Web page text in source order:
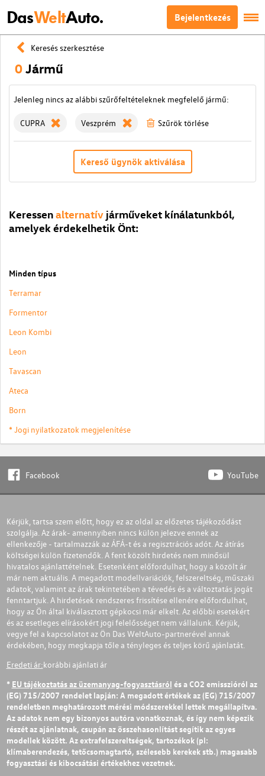
DasWeltAuto. Bejelentkezés
Keresés szerkesztése
0Jármű
Jelenleg nincs az alábbi szűrőfeltételeknek megfelelő jármű:
CUPRA Veszprém Szűrök törlése
Kereső ügynök aktiválása
Keressenalternatív járműveket kínálatunkból,
amelyek érdekelhetik Önt:
Minden típus
Terramar
Formentor
Leon Kombi
Leon
Tavascan
Ateca
Born
* Jogi nyilatkozatok megjelenítése
Facebook YouTube
Kérjük, tartsa szem előtt, hogy ez az oldal az előzetes tájékozódást
szolgálja. Az árak- amennyiben nincs külön jelezve ennek az
ellenkezője - tartalmazzák az ÁFÁ-t és a regisztrációs adót. Az átírás
költségei külön fizetendők. A fent közölt hirdetés nem minősül
hivatalos ajánlattételnek. Esetenként előfordulhat, hogy a közölt ár
már nem aktuális. A megadott modellvariációk, felszereltség, műszaki
adatok, valamint az árak tekintetében a tévedés és a változtatás jogát
fenntartjuk. A hirdetések rendszeres frissítése ellenére előfordulhat,
hogy az Ön által kiválasztott gépkocsi már elkelt. Az előbbi esetekért
és az esetleges elírásokért jogi felelősséget nem vállalunk. Kérjük,
vegye fel a kapcsolatot az Ön Das WeltAuto-partnerével annak
érdekében, hogy megkapja tőle a tényleges és teljes körű ajánlatát.
Eredeti ár:korábbi ajánlati ár
* EU tájékoztatás az üzemanyag-fogyasztásról és a CO2 emisszióról az
(EG) 715/2007 rendelet lapján: A megadott értékek az (EG) 715/2007
rendeletben meghatározott mérési módszerekkel lettek megállapítva.
Az adatok nem egy bizonyos autóra vonatkoznak, és így nem képezik
részét az ajánlatnak, csupán az összehasonlítást segítik az egyes
modellek között. Az extrafelszereltségek, tartozékok (pl:
klímaberendezés, tetőcsomagtartó, szélesebb kerekek stb.) magasabb
fogyasztási és kibocsátási értékekhez vezetnek.